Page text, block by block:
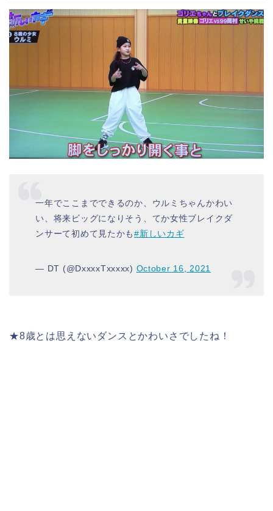
一年でここまでできるのか、ウルミちゃんかわい
い、将来ビッグになりそう、てか女性ブレイクダ
ンサーて初めて見たかも#新しいカギ
— DT (@DxxxxTxxxxx) October 16, 2021
★8歳とは思えないダンスとかわいさでしたね！